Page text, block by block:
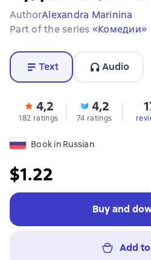
AuthorAlexandra Marinina
Part of the series «Комедии»
Text Audio
4,2
182 ratings
4,2
74 ratings
Book in Russian
$1.22
Buy and
Add